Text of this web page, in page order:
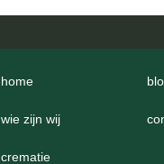
home
wie zijn wij
crematie